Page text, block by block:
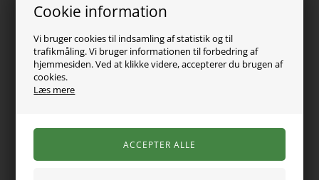
Cookie information
Vi bruger cookies til indsamling af statistik og til
trafikmåling. Vi bruger informationen til forbedring af
hjemmesiden. Ved at klikke videre, accepterer du brugen af
cookies.
Læs mere